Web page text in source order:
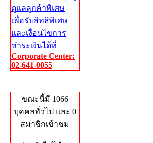
ดูแลลูกค้าพิเศษ
เพื่อรับสิทธิพิเศษ
และเงื่อนไขการ
ชำระเงินได้ที่
Corporate Center:
02-641-0055
ขณะนี้มี 1066
บุคคลทั่วไป และ 0
สมาชิกเข้าชม